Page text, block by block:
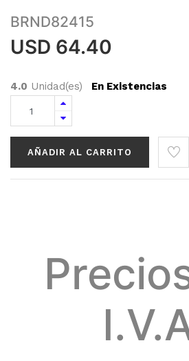
BRND82415
USD 64.40
4.0 Unidad(es) En Existencias
AÑADIR AL CARRITO